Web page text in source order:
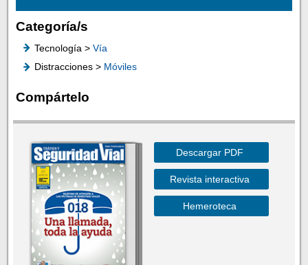
Categoría/s
Tecnología > Vía
Distracciones > Móviles
Compártelo
Descargar PDF
Revista interactiva
Hemeroteca